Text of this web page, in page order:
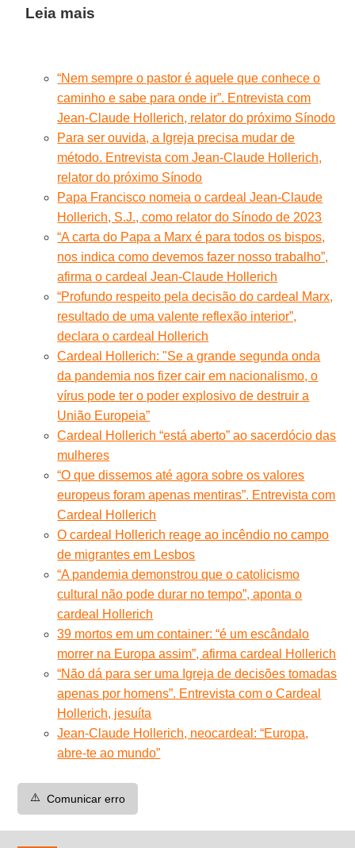
Leia mais
“Nem sempre o pastor é aquele que conhece o
caminho e sabe para onde ir”. Entrevista com
Jean-Claude Hollerich, relator do próximo Sínodo
Para ser ouvida, a Igreja precisa mudar de
método. Entrevista com Jean-Claude Hollerich,
relator do próximo Sínodo
Papa Francisco nomeia o cardeal Jean-Claude
Hollerich, S.J., como relator do Sínodo de 2023
“A carta do Papa a Marx é para todos os bispos,
nos indica como devemos fazer nosso trabalho”,
afirma o cardeal Jean-Claude Hollerich
“Profundo respeito pela decisão do cardeal Marx,
resultado de uma valente reflexão interior”,
declara o cardeal Hollerich
Cardeal Hollerich: "Se a grande segunda onda
da pandemia nos fizer cair em nacionalismo, o
vírus pode ter o poder explosivo de destruir a
União Europeia”
Cardeal Hollerich “está aberto” ao sacerdócio das
mulheres
“O que dissemos até agora sobre os valores
europeus foram apenas mentiras”. Entrevista com
Cardeal Hollerich
O cardeal Hollerich reage ao incêndio no campo
de migrantes em Lesbos
“A pandemia demonstrou que o catolicismo
cultural não pode durar no tempo”, aponta o
cardeal Hollerich
39 mortos em um container: “é um escândalo
morrer na Europa assim”, afirma cardeal Hollerich
“Não dá para ser uma Igreja de decisões tomadas
apenas por homens”. Entrevista com o Cardeal
Hollerich, jesuíta
Jean-Claude Hollerich, neocardeal: “Europa,
abre-te ao mundo”
⚠️ Comunicar erro